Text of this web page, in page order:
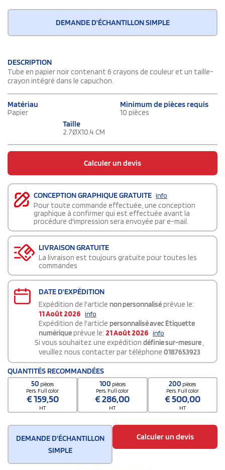
DEMANDE D'ÉCHANTILLON SIMPLE
DESCRIPTION
Tube en papier noir contenant 6 crayons de couleur et un taille-
crayon intégré dans le capuchon.
Matériau
Papier
Minimum de pièces requis
10 pièces
Taille
2.7ØX10.4 CM
Calculer un devis
CONCEPTION GRAPHIQUE GRATUITE info
Pour toute commande effectuée, une conception
graphique à confirmer qui est effectuée avant la
procédure d'impression sera envoyée par e-mail.
LIVRAISON GRATUITE
La livraison est toujours gratuite pour toutes les
commandes
DATE D'EXPÉDITION
Expédition de l'article non personnaliséprévue le:
11 Août 2026 info
Expédition de l'article personnalisé avec Étiquette
numériqueprévue le: 21 Août 2026 info
Si vous souhaitez une expédition définie sur-mesure,
veuillez nous contacter par téléphone 0187653923
QUANTITÉS RECOMMANDÉES
50 pièces
Pers. Full color
€159,50
HT
100 pièces
Pers. Full color
€286,00
HT
200 pièces
Pers. Full color
€500,00
HT
DEMANDE D'ÉCHANTILLON
SIMPLE
Calculer un devis